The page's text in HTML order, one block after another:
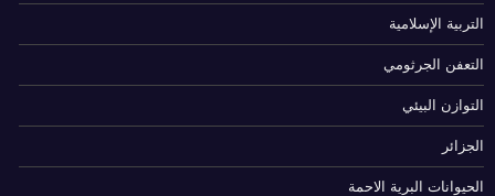
التربية الإسلامية
التعفن الجرثومي
التوازن البيئي
الجزائر
الحيوانات البرية الاحمة